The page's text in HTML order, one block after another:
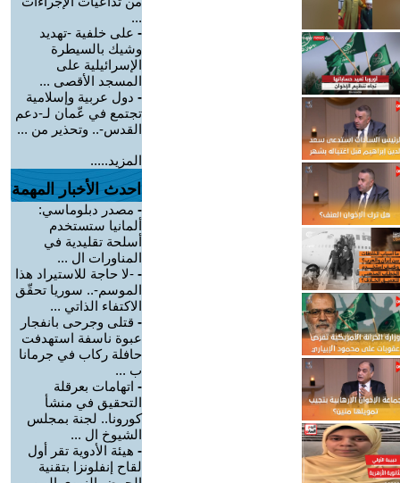
...
- على خلفية -تهديد
وشيك بالسيطرة
الإسرائيلية على
المسجد الأقصى ...
- دول عربية وإسلامية
تجتمع في عّمان لـ-دعم
القدس-.. وتحذير من ...
المزيد.....
احدث الأخبار المهمة
- مصدر دبلوماسي:
ألمانيا ستستخدم
أسلحة تقليدية في
المناورات ال ...
- -لا حاجة للاستيراد هذا
الموسم-.. سوريا تحقّق
الاكتفاء الذاتي ...
- قتلى وجرحى بانفجار
عبوة ناسفة استهدفت
حافلة ركاب في جرمانا
ب ...
- اتهامات بعرقلة
التحقيق في منشأ
كورونا.. لجنة بمجلس
الشيوخ ال ...
- هيئة الأدوية تقر أول
لقاح إنفلونزا بتقنية